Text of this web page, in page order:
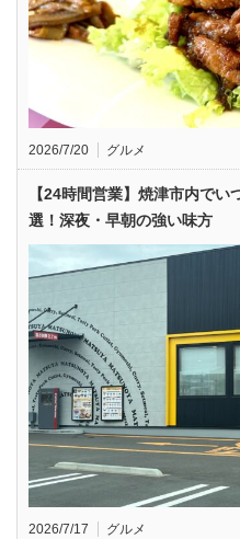
2026/7/20 グルメ
【24時間営業】焼津市内で
選！深夜・早朝の強い味方
2026/7/17 グルメ